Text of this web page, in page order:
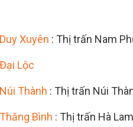
Xuyên : Thị trấn Nam
Lộc
Thành : Thị trấn Núi
Bình : Thị trấn Hà Lam